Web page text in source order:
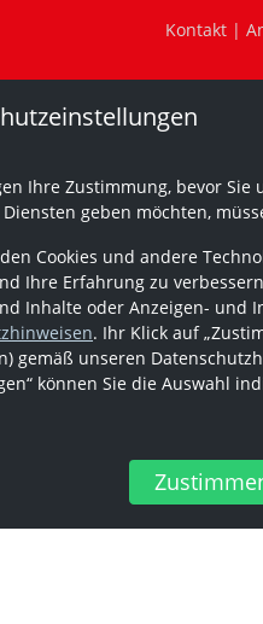
Kontakt|
Ihre Zustimmung, bevor Sie
geben möchten,
Cookies und andere
Ihre Erfahrung zu
Inhalte oder Anzeigen- und
. Ihr Klick auf
gemäß unseren
können Sie die Auswahl